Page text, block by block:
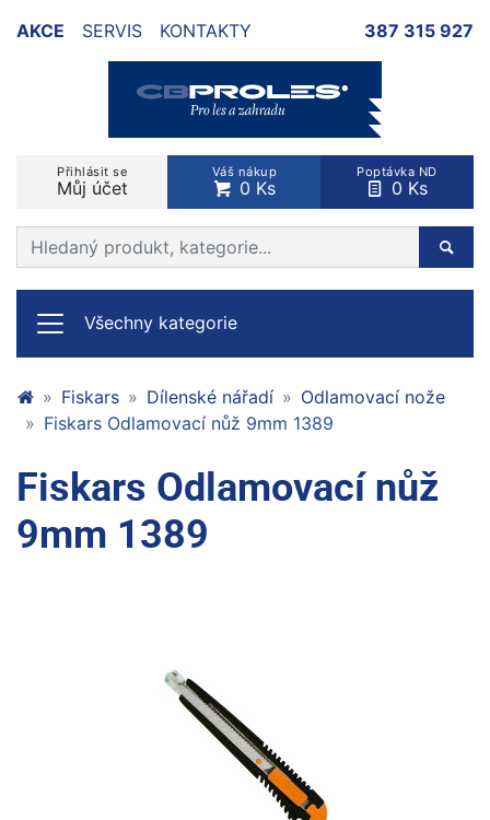
AKCE SERVIS KONTAKTY 387 315 927
Přihlásit se
Můj účet
Váš nákup
0 Ks
Poptávka ND
0 Ks
Prohledat web
Všechny kategorie
Fiskars Dílenské nářadí
Odlamovací nože
Fiskars Odlamovací nůž 9mm 1389
Fiskars Odlamovací nůž
9mm 1389